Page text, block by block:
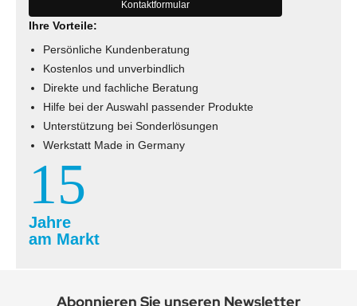
Kontaktformular
Ihre Vorteile:
Persönliche Kundenberatung
Kostenlos und unverbindlich
Direkte und fachliche Beratung
Hilfe bei der Auswahl passender Produkte
Unterstützung bei Sonderlösungen
Werkstatt Made in Germany
15
Jahre
am Markt
Abonnieren Sie unseren Newsletter